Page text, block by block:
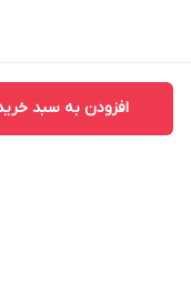
افزودن به سبد